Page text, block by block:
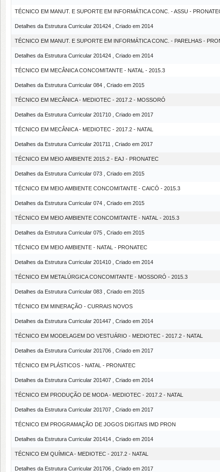
TÉCNICO EM MANUT. E SUPORTE EM INFORMÁTICA CONC. - ASSU -
Detalhes da Estrutura Curricular 201424 , Criado em 2014
TÉCNICO EM MANUT. E SUPORTE EM INFORMÁTICA CONC. - PARELHAS -
Detalhes da Estrutura Curricular 201424 , Criado em 2014
TÉCNICO EM MECÂNICA CONCOMITANTE - NATAL - 2015.3
Detalhes da Estrutura Curricular 084 , Criado em 2015
TÉCNICO EM MECÂNICA - MEDIOTEC - 2017.2 - MOSSORÓ
Detalhes da Estrutura Curricular 201710 , Criado em 2017
TÉCNICO EM MECÂNICA - MEDIOTEC - 2017.2 - NATAL
Detalhes da Estrutura Curricular 201711 , Criado em 2017
TÉCNICO EM MEIO AMBIENTE 2015.2 - EAJ - PRONATEC
Detalhes da Estrutura Curricular 073 , Criado em 2015
TÉCNICO EM MEIO AMBIENTE CONCOMITANTE - CAICÓ - 2015.3
Detalhes da Estrutura Curricular 074 , Criado em 2015
TÉCNICO EM MEIO AMBIENTE CONCOMITANTE - NATAL - 2015.3
Detalhes da Estrutura Curricular 075 , Criado em 2015
TÉCNICO EM MEIO AMBIENTE - NATAL - PRONATEC
Detalhes da Estrutura Curricular 201410 , Criado em 2014
TÉCNICO EM METALÚRGICA CONCOMITANTE - MOSSORÓ - 2015.3
Detalhes da Estrutura Curricular 083 , Criado em 2015
TÉCNICO EM MINERAÇÃO - CURRAIS NOVOS
Detalhes da Estrutura Curricular 201447 , Criado em 2014
TÉCNICO EM MODELAGEM DO VESTUÁRIO - MEDIOTEC - 2017.2 - NATAL
Detalhes da Estrutura Curricular 201706 , Criado em 2017
TÉCNICO EM PLÁSTICOS - NATAL - PRONATEC
Detalhes da Estrutura Curricular 201407 , Criado em 2014
TÉCNICO EM PRODUÇÃO DE MODA - MEDIOTEC - 2017.2 - NATAL
Detalhes da Estrutura Curricular 201707 , Criado em 2017
TÉCNICO EM PROGRAMAÇÃO DE JOGOS DIGITAIS IMD PRON
Detalhes da Estrutura Curricular 201414 , Criado em 2014
TÉCNICO EM QUÍMICA - MEDIOTEC - 2017.2 - NATAL
Detalhes da Estrutura Curricular 201706 , Criado em 2017